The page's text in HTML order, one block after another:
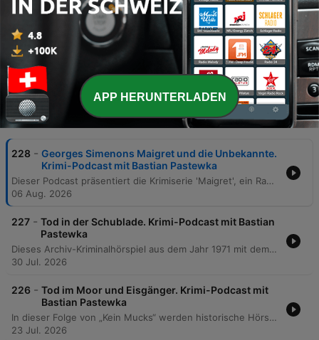
Schlussmusik ist die Instrumentalversion
von Michael Jaris Lied Ausgerechnet Du.
01:20:34 · Der Sprecher enthüllt die Herkunft der
Schlussmelodie des Podcasts.
Folgen
228 - Georges Simenons Maigret und die Unbekannte.
Krimi-Podcast mit Bastian Pastewka
Dieser Podcast präsentiert die Krimiserie 'Maigret', ein Radiohörspiel aus dem Jahr 1961 basierend auf den Romanen von Georges Simenon. Im Fokus steht das erste Hörspiel 'Maigret und die Unbekannte', in dem die Ermittlungen rund um die Leiche eines jungen Mädchens am Place Vendôme sowie die Suche nach Spuren wie einem alten Foto und Zeugenaussagen thematisiert werden. Zusätzlich beleuchtet die Episode das filmische und hörspieltechnische Erbe der beteiligten Schauspieler, darunter Paul Dahlke, Ulrich Beiger und Lina Carstens. Die Folge schließt mit einem Rückblick auf die Maigret-Produktionen sowie musikalischen Verbindungen zum ZDF-Krimi 'Der Kommissar'.
06 Aug. 2026
227 - Tod in der Schublade. Krimi-Podcast mit Bastian
Pastewka
Dieses Archiv-Kriminalhörspiel aus dem Jahr 1971 mit dem Titel 'Tod in der Schublade' behandelt den Fall von Mr. Onslow, der behauptet, einen Einbrecher erschossen zu haben. Die Ermittlungen von Inspektor Haskell und Sergeant Figgins decken jedoch eine Inszenierung auf, die schließlich zur Enthüllung einer Erpressung durch Mrs. Onslow führt. Die Episode beleuchtet zudem die Hintergründe des Falls, einschließlich der Entdeckung verbrannter Beweise und der Identifizierung des wahren Täters. Abschließend widmet sich der Podcast den Karrieren der legendären Schauspieler Günther Ungeheuer und Peter Fitz sowie deren prägenden Rollen in klassischen deutschen Hörspielkrimis.
30 Jul. 2026
226 - Tod im Moor und Eisgänger. Krimi-Podcast mit
Bastian Pastewka
In dieser Folge von „Kein Mucks“ werden historische Hörspielschätze aus dem DDR-Archiv präsentiert. Im Mittelpunkt steht das Kriminalhörspiel „Tod im Moor“, in dem die Untersuchung einer alten Moorleiche zu illegalen Schwarzmarktgeschäften und persönlichen Verstrickungen führt, sowie der Krimi „Eisgänger“, der einen Brand in einer Werft an der Ostsee und die damit verbundenen familiären Konflikte thematisiert. Zusätzlich bietet die Episode tiefe Einblicke in die Geschichte des DDR-Krimis. Es wird die Entstehung der Radioserie „Tatbestand“ sowie des Fernsehklassikers „Polizeiruf 110“ beleuchtet und die beeindruckende Karriere des Schauspielers Jürgen Frohrieb nachgezeichnet.
23 Jul. 2026
APP HERUNTERLADEN